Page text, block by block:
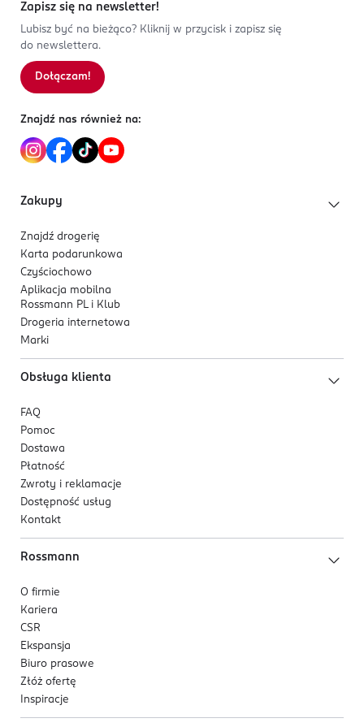
Zapisz się na newsletter!
Lubisz być na bieżąco? Kliknij w przycisk i zapisz się
do newslettera.
Dołączam!
Znajdź nas również na:
Zakupy
Znajdź drogerię
Karta podarunkowa
Czyściochowo
Aplikacja mobilna
Rossmann PL i Klub
Drogeria internetowa
Marki
Obsługa klienta
FAQ
Pomoc
Dostawa
Płatność
Zwroty i reklamacje
Dostępność usług
Kontakt
Rossmann
O firmie
Kariera
CSR
Ekspansja
Biuro prasowe
Złóż ofertę
Inspiracje